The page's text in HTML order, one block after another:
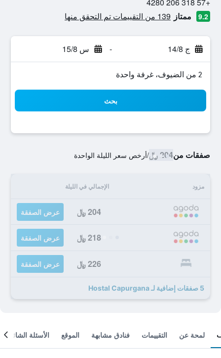
9.2 ممتاز 139 من التقييمات تم التحقق منها
ج 14/8 - س 15/8
2 من الضيوف، غرفة واحدة
بحث
صفقات من204 ﷼ /أرخص سعر الليلة الواحدة
مزود الإجمالي في الليلة
204 ﷼ عرض الصفقة
218 ﷼ عرض الصفقة
226 ﷼ عرض الصفقة
5 صفقات إضافية لـ Hostal Capurgana
لمحة عن التقييمات فنادق مشابهة الموقع الأسئلة الشائعة